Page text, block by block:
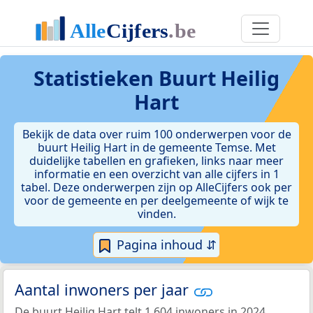
Statistieken Buurt Heilig
Hart
Bekijk de data over ruim 100 onderwerpen voor de
buurt Heilig Hart in de gemeente Temse. Met
duidelijke tabellen en grafieken, links naar meer
informatie en een overzicht van alle cijfers in 1
tabel. Deze onderwerpen zijn op AlleCijfers ook per
voor de gemeente en per deelgemeente of wijk te
vinden.
Pagina inhoud ⇵
Aantal inwoners per jaar